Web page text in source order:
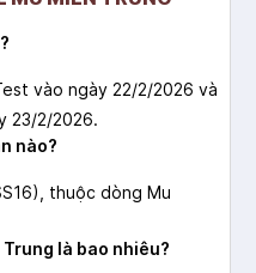
vào ngày 22/2/2026 và
23/2/2026.
nào?
thuộc dòng Mu
Trung là bao nhiêu?